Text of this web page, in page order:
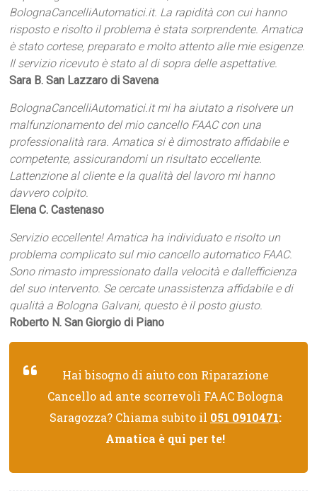
BolognaCancelliAutomatici.it. La rapidità con cui hanno
risposto e risolto il problema è stata sorprendente. Amatica
è stato cortese, preparato e molto attento alle mie esigenze.
Il servizio ricevuto è stato al di sopra delle aspettative.
Sara B. San Lazzaro di Savena
BolognaCancelliAutomatici.it mi ha aiutato a risolvere un
malfunzionamento del mio cancello FAAC con una
professionalità rara. Amatica si è dimostrato affidabile e
competente, assicurandomi un risultato eccellente.
Lattenzione al cliente e la qualità del lavoro mi hanno
davvero colpito.
Elena C. Castenaso
Servizio eccellente! Amatica ha individuato e risolto un
problema complicato sul mio cancello automatico FAAC.
Sono rimasto impressionato dalla velocità e dallefficienza
del suo intervento. Se cercate unassistenza affidabile e di
qualità a Bologna Galvani, questo è il posto giusto.
Roberto N. San Giorgio di Piano
Hai bisogno di aiuto con Riparazione
Cancello ad ante scorrevoli FAAC Bologna
Saragozza? Chiama subito il 051 0910471:
Amatica è qui per te!